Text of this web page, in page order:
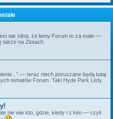
tak silna, że łamy Forum to za mało —
na Zlotach.
— teraz niech poruszane będą tutaj
tematów Forum. Taki Hyde Park Listy
nie wie kto, gdzie, kiedy i z kim — czyli